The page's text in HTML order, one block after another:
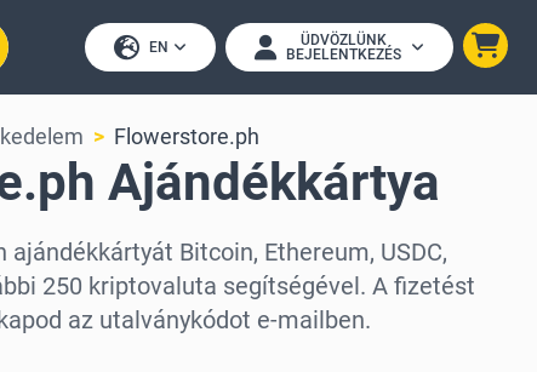
EN
ÜDVÖZLÜNK
BEJELENTKEZÉS
Flowerstore.ph
Ajándékkártya
Bitcoin, Ethereum, USDC,
250 kriptovaluta segítségével. A fizetést
az utalványkódot e-mailben.